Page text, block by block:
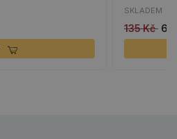
SKLADEM
135 Kč 68